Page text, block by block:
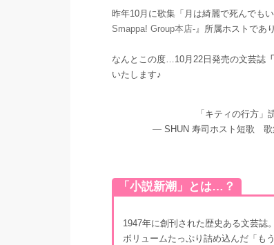
昨年10月に歌集「月は綺麗で死んでも
Smappa! Group本店- 』所属ホストであ
なんとこの度…10月22日発売の文芸誌
いたします♪
「キティの行方」
— SHUN 寿司ホスト短歌 歌
「小説新潮」とは…？
1947年に創刊された歴史ある文芸誌
ボリュームたっぷり詰め込んだ「も